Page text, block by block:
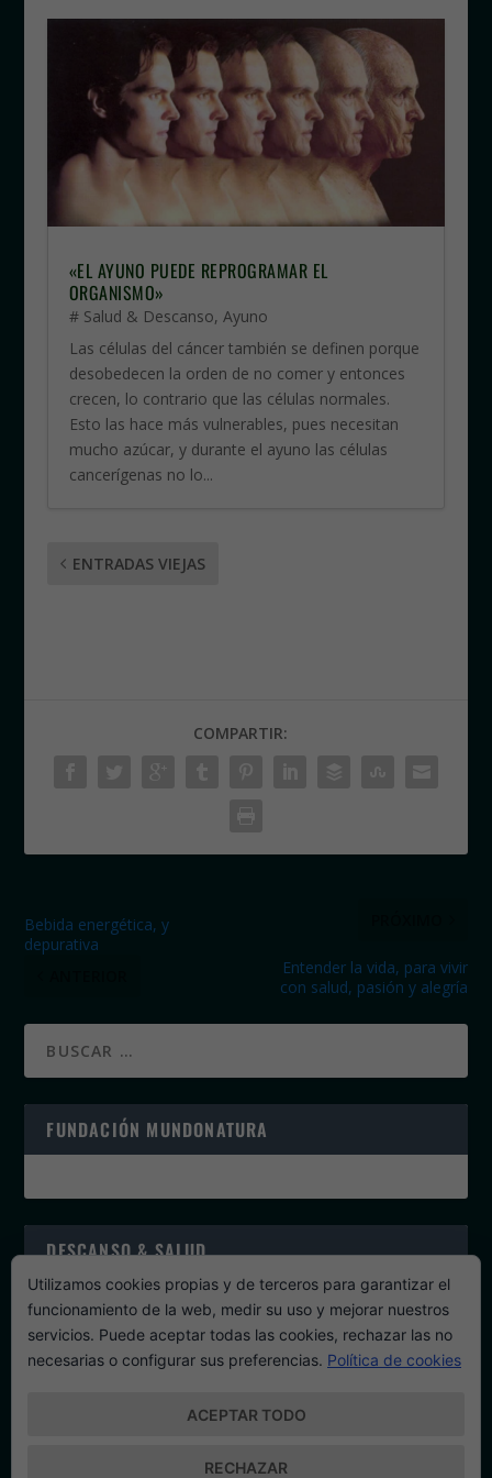
«EL AYUNO PUEDE REPROGRAMAR EL
ORGANISMO»
# Salud & Descanso, Ayuno
Las células del cáncer también se definen porque
desobedecen la orden de no comer y entonces
crecen, lo contrario que las células normales.
Esto las hace más vulnerables, pues necesitan
mucho azúcar, y durante el ayuno las células
cancerígenas no lo...
ENTRADAS VIEJAS
COMPARTIR:
Bebida energética, y
depurativa
Entender la vida, para vivir
con salud, pasión y alegría
FUNDACIÓN MUNDONATURA
DESCANSO & SALUD
PROGRAMAS DE SALUD
Utilizamos cookies propias y de terceros para garantizar el
funcionamiento de la web, medir su uso y mejorar nuestros
servicios. Puede aceptar todas las cookies, rechazar las no
necesarias o configurar sus preferencias. Política de cookies
ACEPTAR TODO
RECHAZAR